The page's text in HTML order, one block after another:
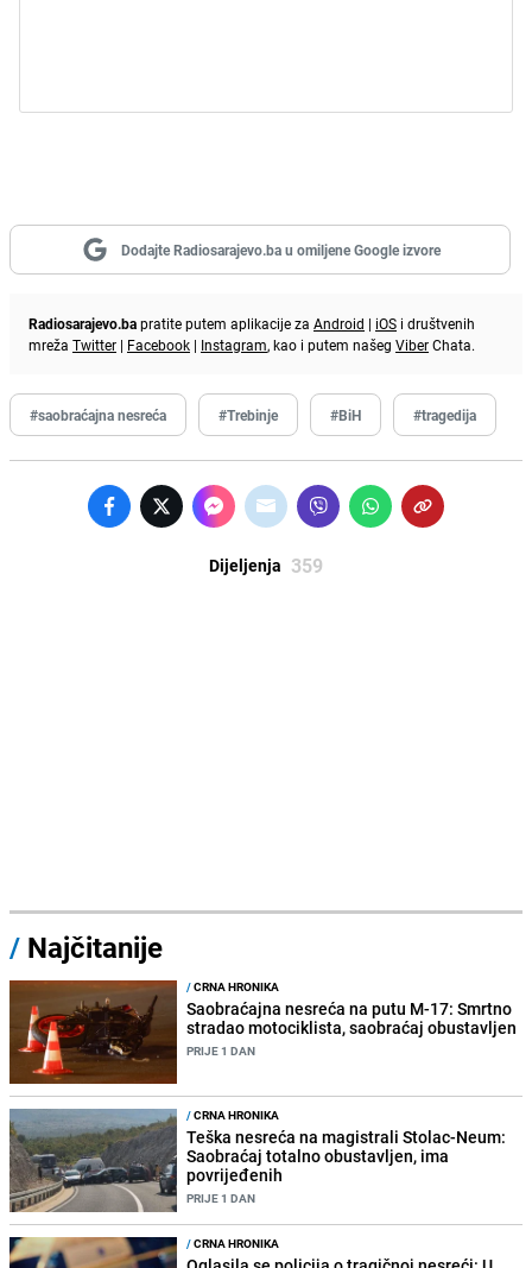
Dodajte Radiosarajevo.ba u omiljene Google izvore
Radiosarajevo.bapratite putem aplikacije za Android | iOS i društvenih
mreža Twitter | Facebook | Instagram, kao i putem našeg ViberChata.
#saobraćajna nesreća #Trebinje #BiH #tragedija
Dijeljenja 359
/ Najčitanije
/CRNA HRONIKA
Saobraćajna nesreća na putu M-17: Smrtno
stradao motociklista, saobraćaj obustavljen
PRIJE 1 DAN
/CRNA HRONIKA
Teška nesreća na magistrali Stolac-Neum:
Saobraćaj totalno obustavljen, ima
povrijeđenih
PRIJE 1 DAN
/CRNA HRONIKA